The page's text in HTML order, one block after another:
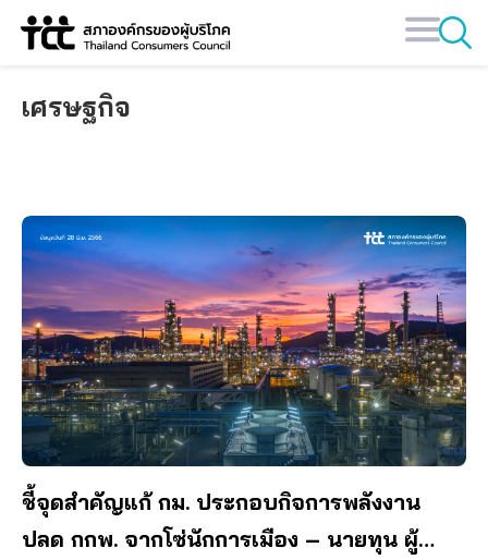
Skip
เศรษฐกิจ
ชี้จุดสำคัญแก้ กม. ประกอบกิจการพลังงาน
ปลด กกพ. จากโซ่นักการเมือง – นายทุน ผู้